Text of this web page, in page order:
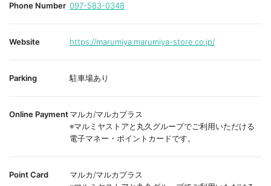
Phone Number 097-583-0348
Website https://marumiya.marumiya-store.co.jp/
Parking 駐車場あり
Online Paymentマルカ/マルカプラス
※マルミヤストアと丸久グループでご利用いただける
電子マネー・ポイントカードです。
Point Card
マルカ/マルカプラス